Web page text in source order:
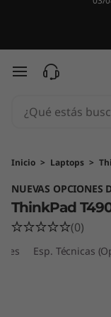
h
P
a
d
T
Ir al contenido
Inicio > Laptops >
NUEVAS OPCIONES
ThinkPad
(0)
Esp. Técnicas